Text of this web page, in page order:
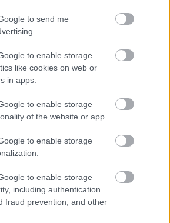
to send me
to enable storage
like cookies on web or
in apps.
to enable storage
of the website or app.
to enable storage
to enable storage
including authentication
fraud prevention, and other